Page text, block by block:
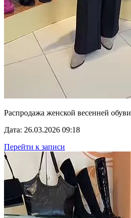
Распродажа женской весенней обуви
Дата: 26.03.2026 09:18
Перейти к записи